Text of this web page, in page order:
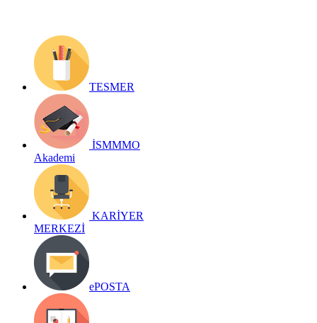
TESMER
İSMMMO
Akademi
KARİYER
MERKEZİ
ePOSTA